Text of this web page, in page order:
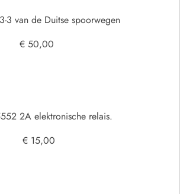
3 van de Duitse spoorwegen
€ 50,00
2A elektronische relais.
€ 15,00